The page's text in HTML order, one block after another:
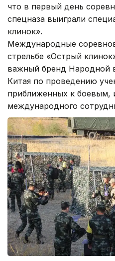
что в первый день
спецназа выиграли
клинок».
Международные
стрельбе «Острый
важный бренд Народной
Китая по проведению
приближенных к боевым,
международного